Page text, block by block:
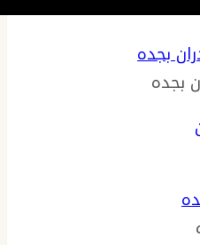
بجده